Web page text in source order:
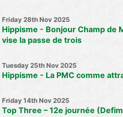
Friday 28th Nov 2025
Hippisme - Bonjour Champ de
vise la passe de trois
Tuesday 25th Nov 2025
Hippisme - La PMC comme
Friday 14th Nov 2025
Top Three – 12e journée